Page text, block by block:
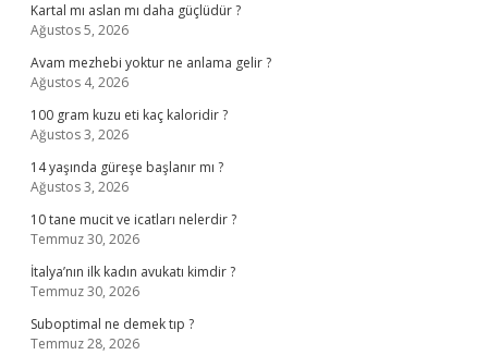
Kartal mı aslan mı daha güçlüdür ?
Ağustos 5, 2026
Avam mezhebi yoktur ne anlama gelir ?
Ağustos 4, 2026
100 gram kuzu eti kaç kaloridir ?
Ağustos 3, 2026
14 yaşında güreşe başlanır mı ?
Ağustos 3, 2026
10 tane mucit ve icatları nelerdir ?
Temmuz 30, 2026
İtalya’nın ilk kadın avukatı kimdir ?
Temmuz 30, 2026
Suboptimal ne demek tıp ?
Temmuz 28, 2026